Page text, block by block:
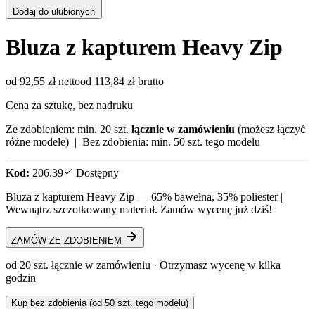
Dodaj do ulubionych
Bluza z kapturem Heavy Zip
od 92,55 zł nettood 113,84 zł brutto
Cena za sztukę, bez nadruku
Ze zdobieniem: min. 20 szt. łącznie w zamówieniu (możesz łączyć
różne modele) | Bez zdobienia: min. 50 szt. tego modelu
Kod: 206.39
Dostępny
Bluza z kapturem Heavy Zip — 65% bawełna, 35% poliester |
Wewnątrz szczotkowany materiał. Zamów wycenę już dziś!
ZAMÓW ZE ZDOBIENIEM
od 20 szt. łącznie w zamówieniu · Otrzymasz wycenę w kilka
godzin
Kup bez zdobienia (od 50 szt. tego modelu)